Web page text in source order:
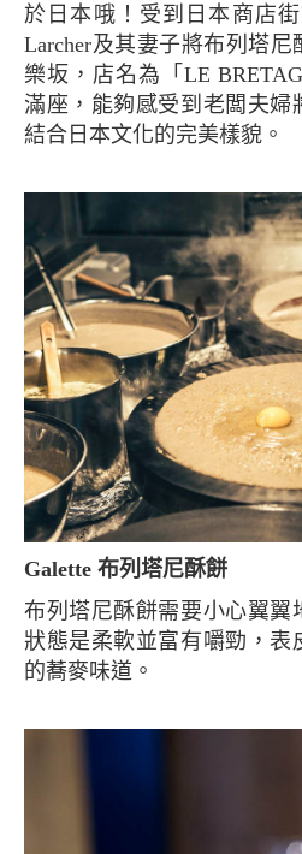
於日本哦！受到日本商店
Larcher及其妻子將布列塔
樂坂，店名為「LE
滿座，能夠感受到老闆夫婦
結合日本文化的完美樣貌。
Galette 布列塔尼酥餅
布列塔尼酥餅需要小心翼翼地料理才行。最完美的
狀態是柔軟並富有嚼勁，表
的蕎麥味道。